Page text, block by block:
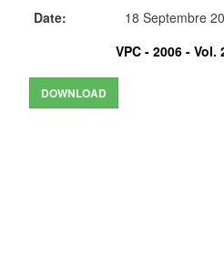
Date:
18 Septembre
VPC - 2006 - Vol.